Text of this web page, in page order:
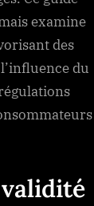
examine
des
du